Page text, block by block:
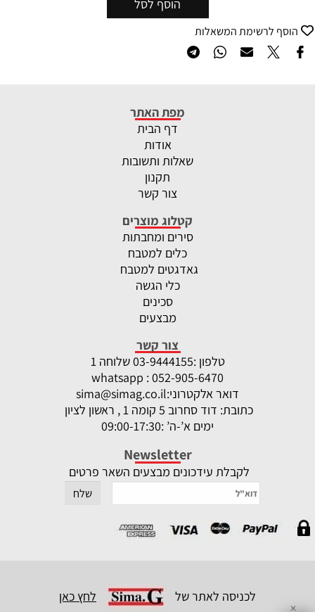
הוסף לסל
הוסף לרשימת המשאלות
מפת האתר
דף הבית
אודות
שאלות ותשובות
תקנון
צור קשר
קטלוג מוצרים
סירים ומחבתות
כלים למטבח
גאדגטים למטבח
כלי הגשה
סכינים
מבצעים
צור קשר
טלפון :
03-9444155 שלוחה 1
whatsapp : 052-905-6470
דואר אלקטרוני:sima@simag.co.il
כתובת: דוד סחרוב 5 קומה 1 , ראשון לציון
ימים א’-ה’ :09:00-17:30
Newsletter
לקבלת עידכונים מבצעים השאר פרטים
לכניסה לאתר של לחץ כאן
✕